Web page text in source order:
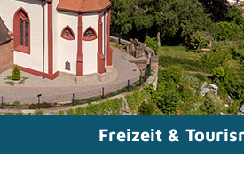
Freizeit &